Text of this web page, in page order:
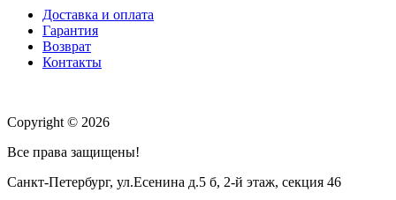
Доставка и оплата
Гарантия
Возврат
Контакты
Copyright © 2026
Все права защищены!
Санкт-Петербург, ул.Есенина д.5 б, 2-й этаж, секция 46